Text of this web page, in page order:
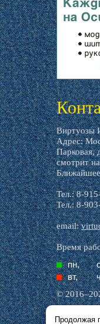
Виртуозы
Адрес:
Парковая,
смотрит
Тел.: 8-
Тел.: 8-
email:
Время
пн,
вт,
©
Все
Продолжая